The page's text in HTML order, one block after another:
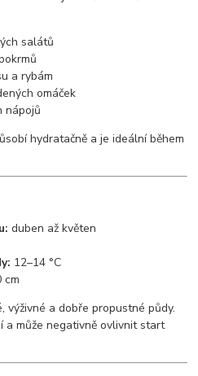
salátů
a rybám
omáček
nápojů
hydratačně a je ideální během
duben až květen
12–14 °C
cm
výživné a dobře propustné půdy.
a může negativně ovlivnit start